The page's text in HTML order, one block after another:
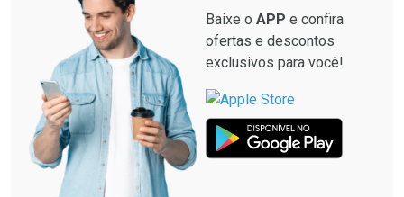
Baixe o APP e confira
ofertas e descontos
exclusivos para você!